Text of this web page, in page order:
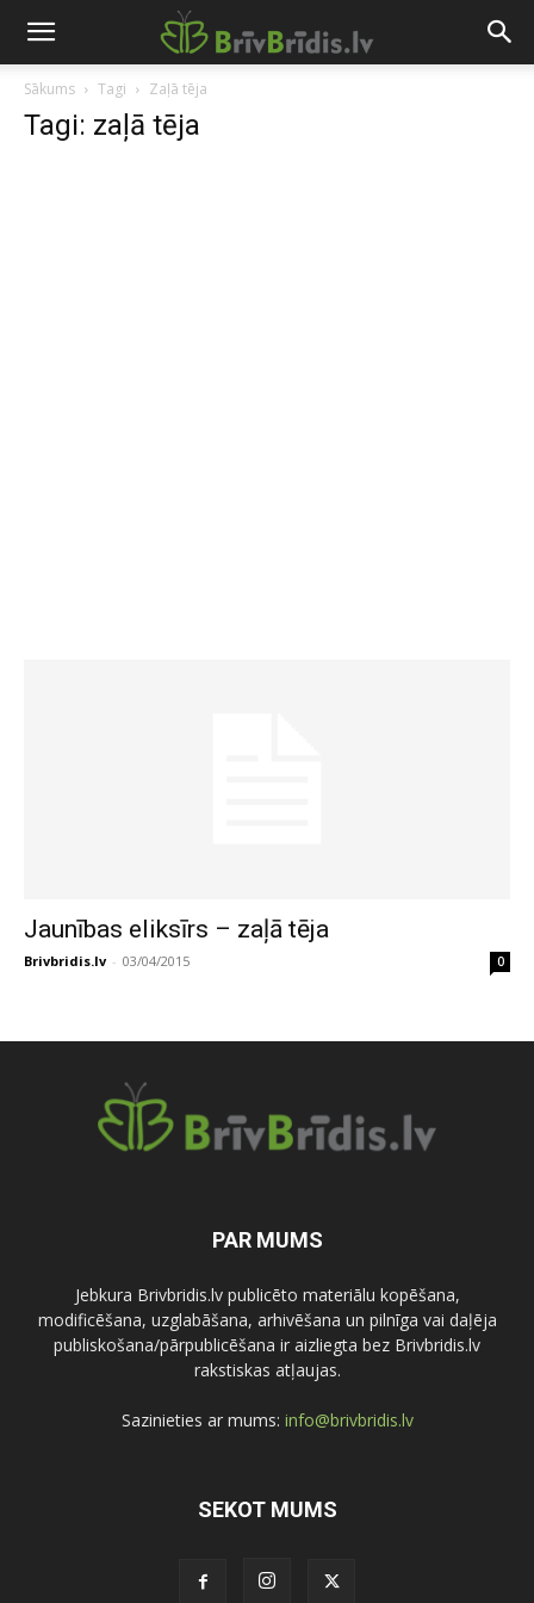
Sākums Tagi Zaļā tēja
Tagi: zaļā tēja
Jaunības eliksīrs – zaļā tēja
Brivbridis.lv - 03/04/2015 0
PAR MUMS
Jebkura Brivbridis.lv publicēto materiālu kopēšana,
modificēšana, uzglabāšana, arhivēšana un pilnīga vai daļēja
publiskošana/pārpublicēšana ir aizliegta bez Brivbridis.lv
rakstiskas atļaujas.
Sazinieties ar mums: info@brivbridis.lv
SEKOT MUMS